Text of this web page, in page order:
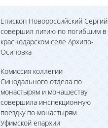
Епископ Новороссийский Сергий
совершил литию по погибшим в
краснодарском селе Архипо-
Осиповка
Комиссия коллегии
Синодального отдела по
монастырям и монашеству
совершила инспекционную
поездку по монастырям
Уфимской епархии